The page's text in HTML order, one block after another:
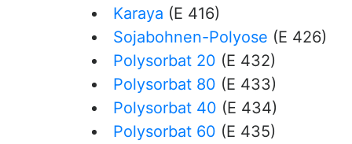
Karaya (E 416)
Sojabohnen-Polyose (E 426)
Polysorbat 20 (E 432)
Polysorbat 80 (E 433)
Polysorbat 40 (E 434)
Polysorbat 60 (E 435)